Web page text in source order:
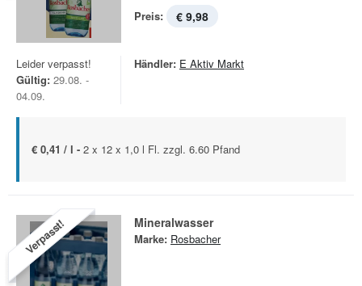
Preis: € 9,98
Leider verpasst!
Gültig: 29.08. -
04.09.
Händler: E Aktiv Markt
€ 0,41 / l - 2 x 12 x 1,0 l Fl. zzgl. 6.60 Pfand
Verpasst! Mineralwasser
Marke: Rosbacher